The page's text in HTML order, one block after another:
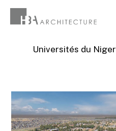
Skip
Universités du Niger